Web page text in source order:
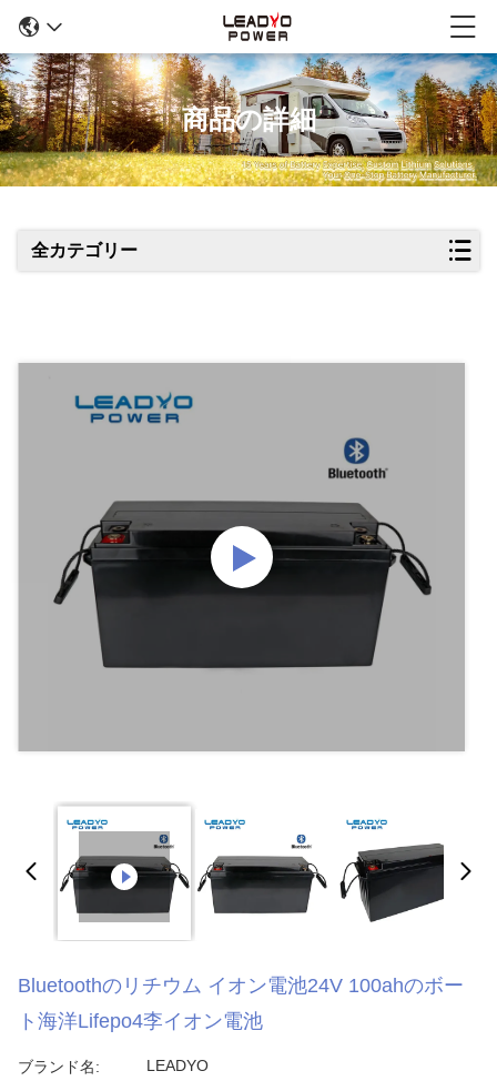
商品の詳細
全カテゴリー
Bluetoothのリチウム イオン電池24V 100ahのボー
ト海洋Lifepo4李イオン電池
ブランド名: LEADYO